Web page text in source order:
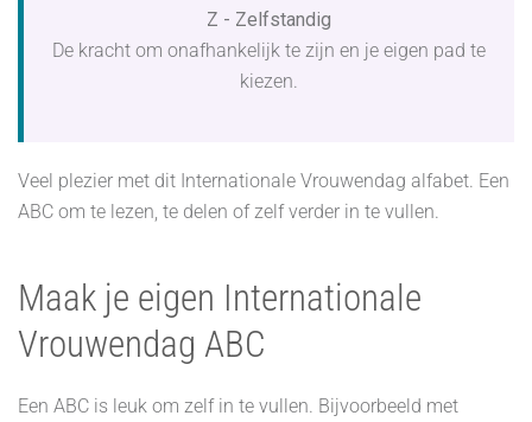
Z - Zelfstandig
De kracht om onafhankelijk te zijn en je eigen pad te
kiezen.
Veel plezier met dit Internationale Vrouwendag alfabet. Een
ABC om te lezen, te delen of zelf verder in te vullen.
Maak je eigen Internationale
Vrouwendag ABC
Een ABC is leuk om zelf in te vullen. Bijvoorbeeld met